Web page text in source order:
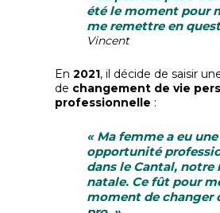
été le moment pour
me remettre en
Vincent
En 2021, il décide de saisir
de changement de vie
professionnelle :
« Ma femme a eu une
opportunité
dans le Cantal, notre
natale. Ce fût pour
moment de changer